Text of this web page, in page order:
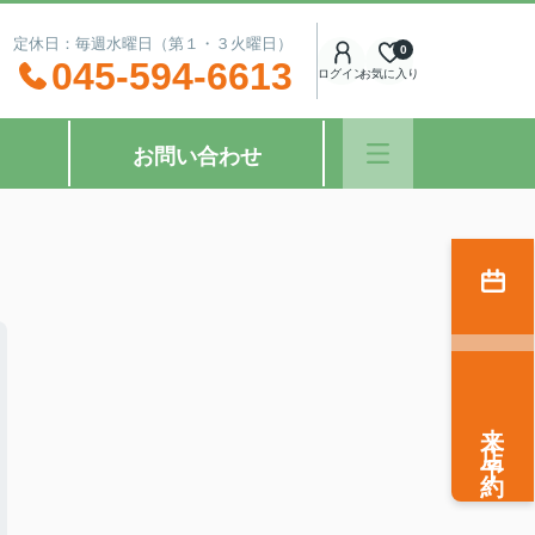
休日：毎週水曜日（第１・３火曜日）
045-594-6613 ログインお気に入り
0
お問い合わせ
来店予約